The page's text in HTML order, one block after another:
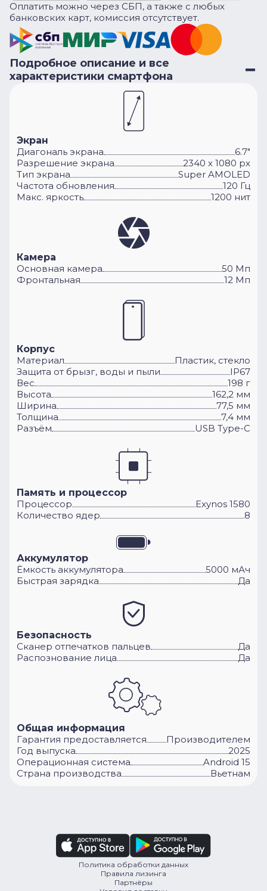
Оплатить можно через СБП, а также с любых
банковских карт, комиссия отсутствует.
Подробное описание и все
характеристики смартфона
Экран
Диагональ экрана
6.7"
Разрешение экрана
2340 х 1080 px
Тип экрана
Super AMOLED
Частота обновления
120 Гц
Макс. яркость
1200 нит
Камера
Основная камера
50 Мп
Фронтальная
12 Мп
Корпус
Материал
Пластик, стекло
Защита от брызг, воды и пыли
IP67
Вес
198 г
Высота
162,2 мм
Ширина
77,5 мм
Толщина
7,4 мм
Разъём
USB Type-C
Память и процессор
Процессор
Exynos 1580
Количество ядер
8
Аккумулятор
Ёмкость аккумулятора
5000 мАч
Быстрая зарядка
Да
Безопасность
Сканер отпечатков пальцев
Да
Распознование лица
Да
Общая информация
Гарантия предоставляется
Производителем
Год выпуска
2025
Операционная система
Android 15
Cтрана производства
Вьетнам
Политика обработки данных
Правила лизинга
Партнёры